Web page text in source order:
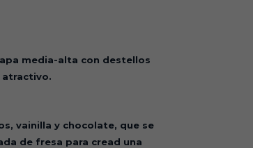
media-alta con destellos
atractivo.
vainilla y chocolate, que se
de fresa para cread una